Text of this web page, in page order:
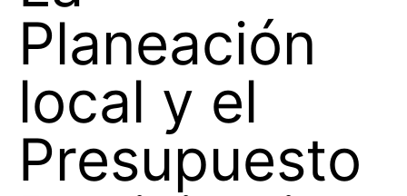
Planeación
local y el
Presupuesto